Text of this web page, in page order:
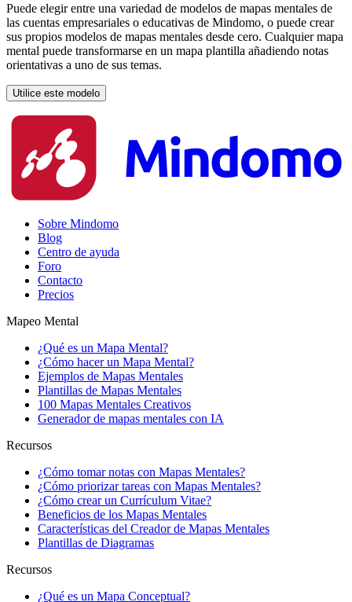
Puede elegir entre una variedad de modelos de mapas mentales de
las cuentas empresariales o educativas de Mindomo, o puede crear
sus propios modelos de mapas mentales desde cero. Cualquier mapa
mental puede transformarse en un mapa plantilla añadiendo notas
orientativas a uno de sus temas.
Utilice este modelo
Sobre Mindomo
Blog
Centro de ayuda
Foro
Contacto
Precios
Mapeo Mental
¿Qué es un Mapa Mental?
¿Cómo hacer un Mapa Mental?
Ejemplos de Mapas Mentales
Plantillas de Mapas Mentales
100 Mapas Mentales Creativos
Generador de mapas mentales con IA
Recursos
¿Cómo tomar notas con Mapas Mentales?
¿Cómo priorizar tareas con Mapas Mentales?
¿Cómo crear un Currículum Vitae?
Beneficios de los Mapas Mentales
Características del Creador de Mapas Mentales
Plantillas de Diagramas
Recursos
¿Qué es un Mapa Conceptual?